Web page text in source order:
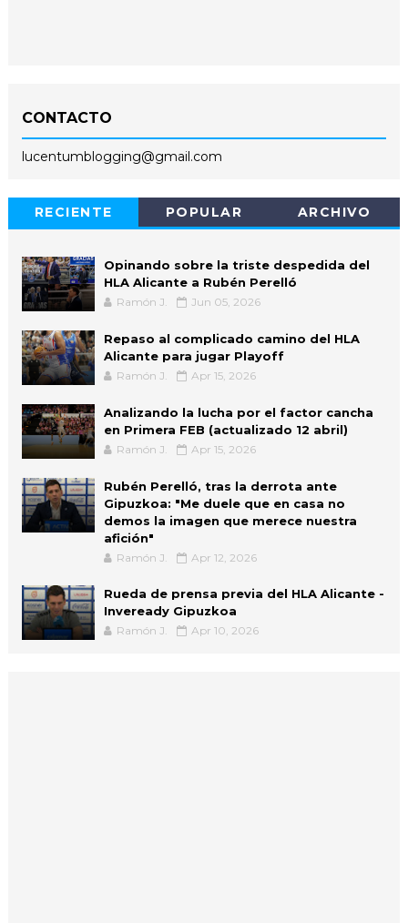
CONTACTO
lucentumblogging@gmail.com
RECIENTE POPULAR ARCHIVO
Opinando sobre la triste despedida del
HLA Alicante a Rubén Perelló
Ramón J. Jun 05, 2026
Repaso al complicado camino del HLA
Alicante para jugar Playoff
Ramón J. Apr 15, 2026
Analizando la lucha por el factor cancha
en Primera FEB (actualizado 12 abril)
Ramón J. Apr 15, 2026
Rubén Perelló, tras la derrota ante
Gipuzkoa: "Me duele que en casa no
demos la imagen que merece nuestra
afición"
Ramón J. Apr 12, 2026
Rueda de prensa previa del HLA Alicante -
Inveready Gipuzkoa
Ramón J. Apr 10, 2026